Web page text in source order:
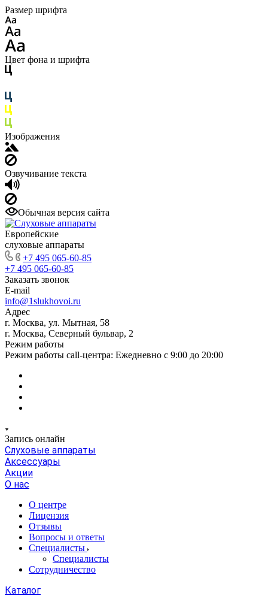
Размер шрифта
Цвет фона и шрифта
Изображения
Озвучивание текста
Обычная версия сайта
Европейские
слуховые аппараты
+7 495 065-60-85
+7 495 065-60-85
Заказать звонок
E-mail
info@1slukhovoi.ru
Адрес
г. Москва, ул. Мытная, 58
г. Москва, Северный бульвар, 2
Режим работы
Режим работы call-центра: Ежедневно с 9:00 до 20:00
Запись онлайн
Слуховые аппараты
Аксессуары
Акции
О нас
О центре
Лицензия
Отзывы
Вопросы и ответы
Специалисты
Специалисты
Сотрудничество
Каталог